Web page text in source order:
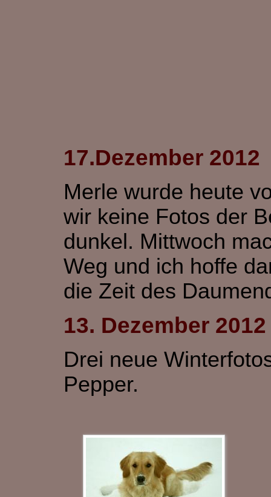
17.Dezember 2012
Merle wurde heute
wir keine Fotos der
dunkel. Mittwoch
Weg und ich hoffe
die Zeit des
13. Dezember 2012
Drei neue
Pepper.